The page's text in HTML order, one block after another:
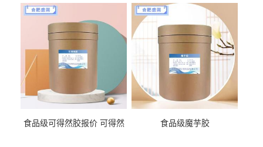
食品级可得然胶报价 可得然
食品级魔芋胶